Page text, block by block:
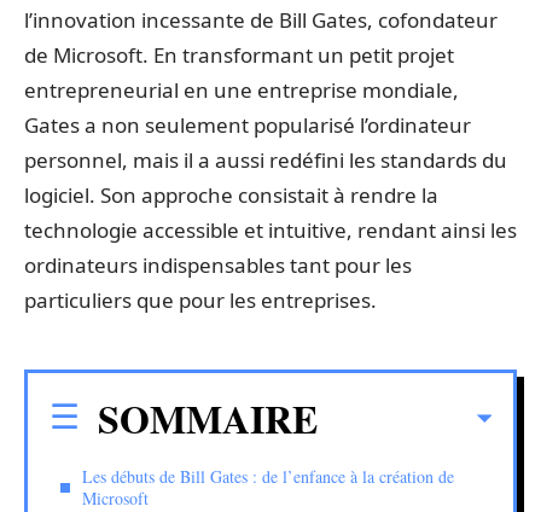
l’innovation incessante de Bill Gates, cofondateur
de Microsoft. En transformant un petit projet
entrepreneurial en une entreprise mondiale,
Gates a non seulement popularisé l’ordinateur
personnel, mais il a aussi redéfini les standards du
logiciel. Son approche consistait à rendre la
technologie accessible et intuitive, rendant ainsi les
ordinateurs indispensables tant pour les
particuliers que pour les entreprises.
SOMMAIRE
Les débuts de Bill Gates : de l’enfance à la création de
Microsoft